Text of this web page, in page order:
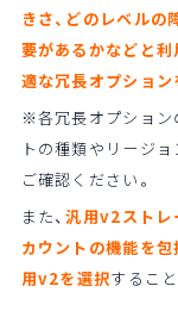
きさ、どのレベル
要があるかなどと
適な冗長オプショ
※各冗長オプション
トの種類やリージョ
ご確認ください。
また、汎用v2ストレ
カウントの機能を
用v2を選択するこ